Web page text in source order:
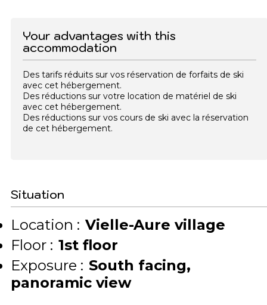
Your advantages with this
accommodation
Des tarifs réduits sur vos réservation de forfaits de ski
avec cet hébergement.
Des réductions sur votre location de matériel de ski
avec cet hébergement.
Des réductions sur vos cours de ski avec la réservation
de cet hébergement.
Situation
Location : Vielle-Aure village
Floor : 1st floor
Exposure : South facing
panoramic view